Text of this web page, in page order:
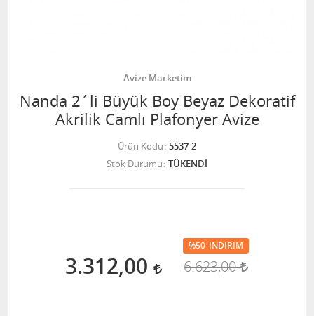
Avize Marketim
Nanda 2´li Büyük Boy Beyaz Dekoratif
Akrilik Camlı Plafonyer Avize
Ürün Kodu 5537-2
Stok Durumu TÜKENDİ
3.312,00
%50 İNDIRIM
6.623,00